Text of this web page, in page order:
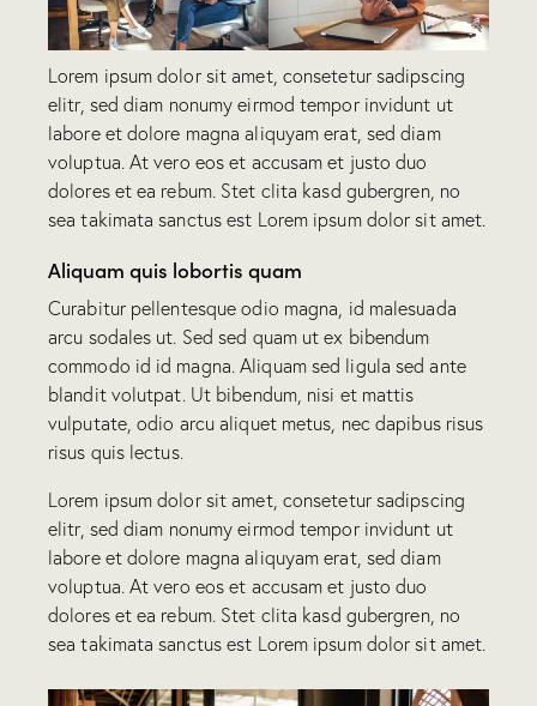
Lorem ipsum dolor sit amet, consetetur sadipscing
elitr, sed diam nonumy eirmod tempor invidunt ut
labore et dolore magna aliquyam erat, sed diam
voluptua. At vero eos et accusam et justo duo
dolores et ea rebum. Stet clita kasd gubergren, no
sea takimata sanctus est Lorem ipsum dolor sit amet.
Aliquam quis lobortis quam
Curabitur pellentesque odio magna, id malesuada
arcu sodales ut. Sed sed quam ut ex bibendum
commodo id id magna. Aliquam sed ligula sed ante
blandit volutpat. Ut bibendum, nisi et mattis
vulputate, odio arcu aliquet metus, nec dapibus risus
risus quis lectus.
Lorem ipsum dolor sit amet, consetetur sadipscing
elitr, sed diam nonumy eirmod tempor invidunt ut
labore et dolore magna aliquyam erat, sed diam
voluptua. At vero eos et accusam et justo duo
dolores et ea rebum. Stet clita kasd gubergren, no
sea takimata sanctus est Lorem ipsum dolor sit amet.